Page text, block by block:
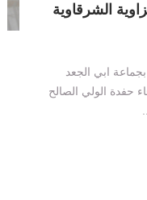
الشرقاوية
ابي الجعد
حفدة الولي الصالح